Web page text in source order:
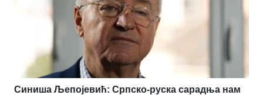
Синиша Љепојевић: Српско-руска сарадња нам